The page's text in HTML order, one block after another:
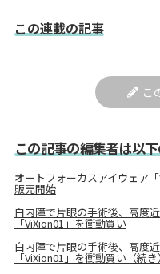
この連載の記事
こ
この記事の編集者は以
オートフォーカスアイウェア
販売開始
白内障で片眼の手術後、高度
「ViXion01」を衝動買い
白内障で片眼の手術後、高度
「ViXion01」を衝動買い（続